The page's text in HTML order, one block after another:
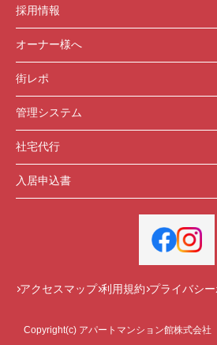
採用情報
オーナー様へ
街レポ
管理システム
社宅代行
入居申込書
アクセスマップ 利用規約 プライバシ
Copyright(c) アパートマンション館株式会